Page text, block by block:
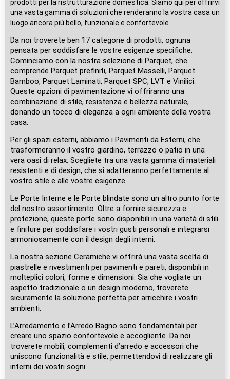
prodotti per la ristrutturazione domestica. Siamo qui per offrirvi
una vasta gamma di soluzioni che renderanno la vostra casa un
luogo ancora più bello, funzionale e confortevole.
Da noi troverete ben 17 categorie di prodotti, ognuna
pensata per soddisfare le vostre esigenze specifiche.
Cominciamo con la nostra selezione di Parquet, che
comprende Parquet prefiniti, Parquet Masselli, Parquet
Bamboo, Parquet Laminati, Parquet SPC, LVT e Vinilici.
Queste opzioni di pavimentazione vi offriranno una
combinazione di stile, resistenza e bellezza naturale,
donando un tocco di eleganza a ogni ambiente della vostra
casa.
Per gli spazi esterni, abbiamo i Pavimenti da Esterni, che
trasformeranno il vostro giardino, terrazzo o patio in una
vera oasi di relax. Scegliete tra una vasta gamma di materiali
resistenti e di design, che si adatteranno perfettamente al
vostro stile e alle vostre esigenze.
Le Porte Interne e le Porte blindate sono un altro punto forte
del nostro assortimento. Oltre a fornire sicurezza e
protezione, queste porte sono disponibili in una varietà di stili
e finiture per soddisfare i vostri gusti personali e integrarsi
armoniosamente con il design degli interni.
La nostra sezione Ceramiche vi offrirà una vasta scelta di
piastrelle e rivestimenti per pavimenti e pareti, disponibili in
molteplici colori, forme e dimensioni. Sia che vogliate un
aspetto tradizionale o un design moderno, troverete
sicuramente la soluzione perfetta per arricchire i vostri
ambienti.
L’Arredamento e l’Arredo Bagno sono fondamentali per
creare uno spazio confortevole e accogliente. Da noi
troverete mobili, complementi d’arredo e accessori che
uniscono funzionalità e stile, permettendovi di realizzare gli
interni dei vostri sogni.